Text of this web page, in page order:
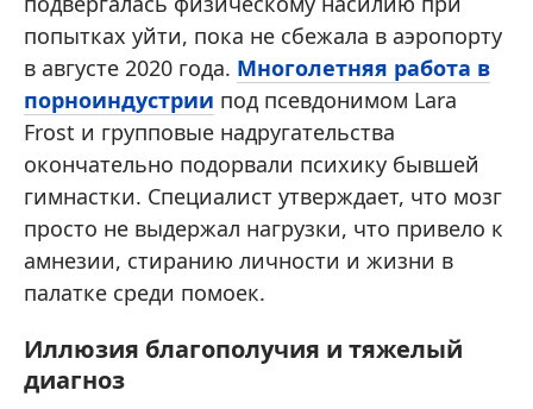
попытках уйти, пока не сбежала в аэропорту
в августе 2020 года. Многолетняя работа в
порноиндустрии под псевдонимом Lara
Frost и групповые надругательства
окончательно подорвали психику бывшей
гимнастки. Специалист утверждает, что мозг
просто не выдержал нагрузки, что привело к
амнезии, стиранию личности и жизни в
палатке среди помоек.
Иллюзия благополучия и тяжелый
диагноз